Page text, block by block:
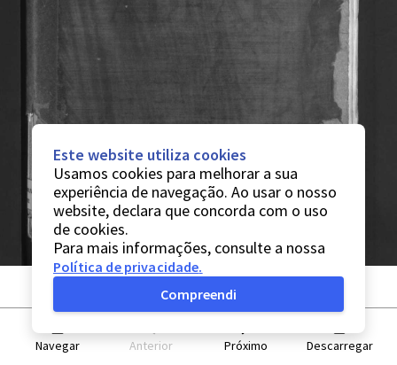
Navegar Anterior Próximo Descarregar
Este website utiliza cookies
Usamos cookies para melhorar a sua
experiência de navegação. Ao usar o nosso
website, declara que concorda com o uso
de cookies.
Para mais informações, consulte a nossa
Política de privacidade.
Compreendi